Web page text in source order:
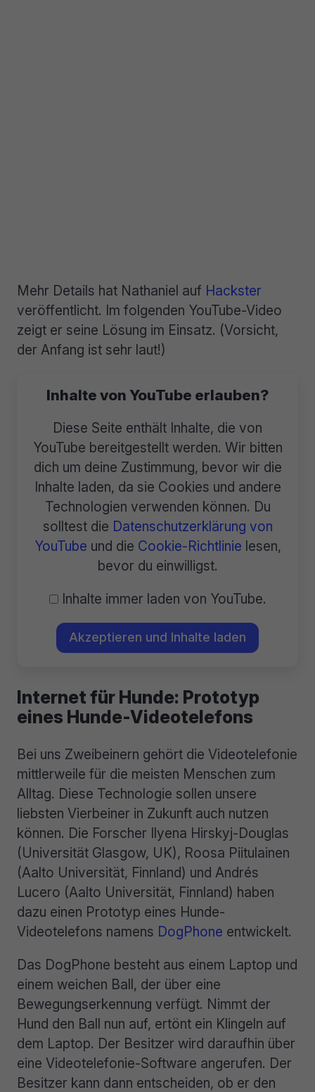
Mehr Details hat Nathaniel auf Hackster
veröffentlicht. Im folgenden YouTube-Video
zeigt er seine Lösung im Einsatz. (Vorsicht,
der Anfang ist sehr laut!)
Inhalte von YouTube erlauben?
Diese Seite enthält Inhalte, die von
YouTube bereitgestellt werden. Wir bitten
dich um deine Zustimmung, bevor wir die
Inhalte laden, da sie Cookies und andere
Technologien verwenden können. Du
solltest die Datenschutzerklärung von
YouTube und die Cookie-Richtlinie lesen,
bevor du einwilligst.
Inhalte immer laden von YouTube.
Akzeptieren und Inhalte laden
Internet für Hunde: Prototyp
eines Hunde-Videotelefons
Bei uns Zweibeinern gehört die Videotelefonie
mittlerweile für die meisten Menschen zum
Alltag. Diese Technologie sollen unsere
liebsten Vierbeiner in Zukunft auch nutzen
können. Die Forscher Ilyena Hirskyj-Douglas
(Universität Glasgow, UK), Roosa Piitulainen
(Aalto Universität, Finnland) und Andrés
Lucero (Aalto Universität, Finnland) haben
dazu einen Prototyp eines Hunde-
Videotelefons namens DogPhone entwickelt.
Das DogPhone besteht aus einem Laptop und
einem weichen Ball, der über eine
Bewegungserkennung verfügt. Nimmt der
Hund den Ball nun auf, ertönt ein Klingeln auf
dem Laptop. Der Besitzer wird daraufhin über
eine Videotelefonie-Software angerufen. Der
Besitzer kann dann entscheiden, ob er den